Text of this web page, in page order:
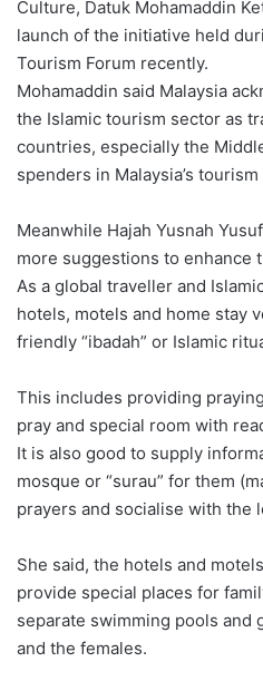
Culture, Datuk Mohamaddin
launch of the initiative held
Tourism Forum recently.
Mohamaddin said Malaysia
the Islamic tourism sector as
countries, especially the
spenders in Malaysia’s
Meanwhile Hajah Yusnah
more suggestions to enhance
As a global traveller and
hotels, motels and home stay
friendly “ibadah” or Islamic
This includes providing
pray and special room with
It is also good to supply
mosque or “surau” for them
prayers and socialise with the
She said, the hotels and
provide special places for
separate swimming pools and
and the females.